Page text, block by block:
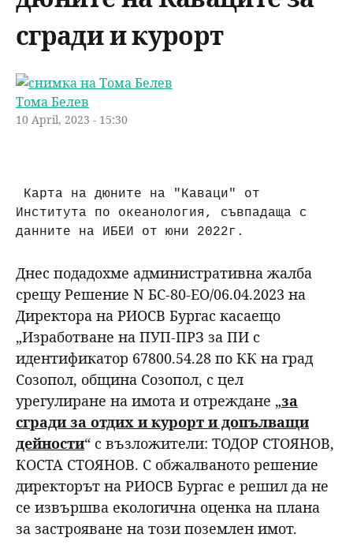
н
ъ
р
с
н
е
u
сгради и курорт
Тома Белев
10 April, 2023 - 15:30
Карта на дюните на "Каваци" от
Института по океанология, съвпадаща с
данните на ИБЕИ от юни 2022г.
Днес подадохме административна жалба
срещу Решение N БС-80-ЕО/06.04.2023 на
Директора на РИОСВ Бургас касаещо
„Изработване на ПУП-ПРЗ за ПИ с
идентификатор 67800.54.28 по КК на град
Созопол, община Созопол, с цел
урегулиране на имота и отреждане „за
сгради за отдих и курорт и допълващи
дейности“ с възложители: ТОДОР СТОЯНОВ,
КОСТА СТОЯНОВ. С обжалваното решение
директорът на РИОСВ Бургас е решил да не
се извършва екологична оценка на плана
за застрояване на този поземлен имот.